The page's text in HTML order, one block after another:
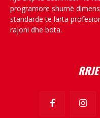
programore shumë
standarde të larta
rajoni dhe bota.